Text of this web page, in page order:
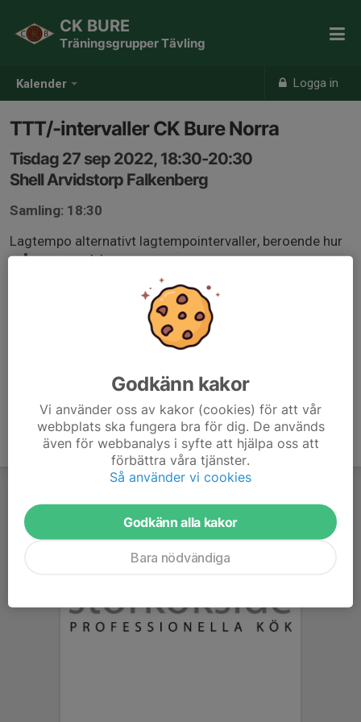
Kalender Logga in
CK BURE
Träningsgrupper Tävling
TTT/-intervaller CK Bure Norra
Tisdag 27 sep 2022, 18:30-20:30
Shell Arvidstorp Falkenberg
Samling: 18:30
Lagtempo alternativt lagtempointervaller, beroende hur
många som dyker upp.
Godkänn kakor
Vi använder oss av kakor (cookies) för att vår
webbplats ska fungera bra för dig. De används
även för webbanalys i syfte att hjälpa oss att
förbättra våra tjänster.
Så använder vi cookies
Godkänn alla kakor
Bara nödvändiga